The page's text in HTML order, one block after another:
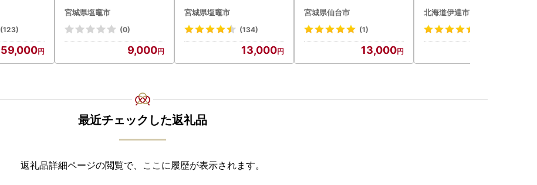
(123)
59,000
宮城県塩竈市
(0)
9,000
宮城県塩竈市
(134)
13,000
宮城県仙台市
(1)
13,000
付き》うに ウニ 雲丹 海鮮
海の幸 魚介類 ウニ丼 お寿
北海道伊達市
最近チェックした返礼品
返礼品詳細ページの閲覧で、ここに履歴が表示されます。